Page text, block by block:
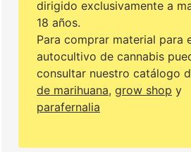
dirigido exclusivamente a
18 años.
Para comprar material para
autocultivo de cannabis
consultar nuestro catálogo
de marihuana, grow shop y
parafernalia